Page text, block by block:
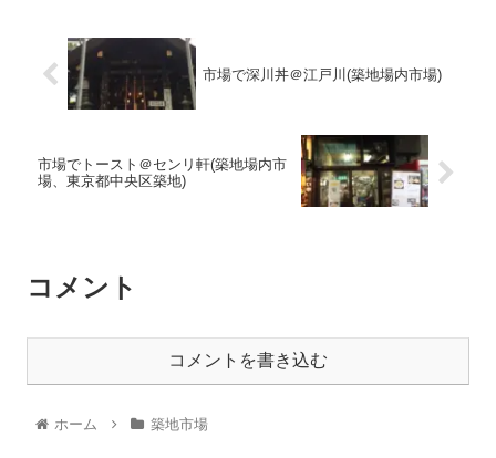
市場で深川丼＠江戸川(築地場内市場)
市場でトースト＠センリ軒(築地場内市
場、東京都中央区築地)
コメント
コメントを書き込む
ホーム 築地市場